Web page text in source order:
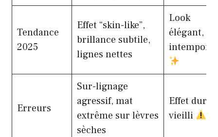
Tendance
2025
Effet “skin-like”,
brillance subtile,
lignes nettes
Look
élégant,
intemporel
Erreurs
Sur-lignage
agressif, mat
extrême sur lèvres
sèches
Effet dur,
vieilli